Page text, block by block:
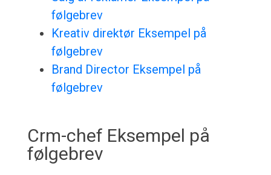
følgebrev
Kreativ direktør Eksempel på
følgebrev
Brand Director Eksempel på
følgebrev
Crm-chef Eksempel på
følgebrev